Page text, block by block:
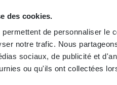
des cookies.
de personnaliser le
notre trafic. Nous
sociaux, de publicité et
ou qu'ils ont collectées
chaud. L’orifice de trop-plein
est ainsi amenée dans la
séparé sur le rebord.
agréablement libre pour vous
clac fournis assurent en
la baignoire.